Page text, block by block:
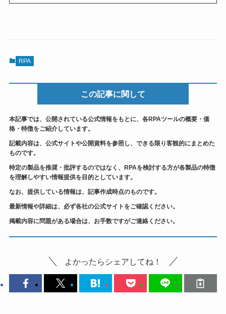
RPA
この記事に関して
本記事では、公開されている公式情報をもとに、各RPAツールの概要・価
格・特徴をご紹介しています。
記載内容は、公式サイトや公開資料を参照し、できる限り客観的にまとめた
ものです。
特定の製品を推奨・批評するのではなく、RPAを検討する方が各製品の特徴
を理解しやすい情報提供を目的としています。
なお、提供している情報は、記事作成時点のものです。
最新情報や詳細は、必ず各社の公式サイトをご確認ください。
掲載内容に問題がある場合は、お手数ですがご連絡ください。
よかったらシェアしてね！